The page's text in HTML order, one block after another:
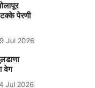
टक्के पेरणी
Jul 2026
वेग
Jul 2026